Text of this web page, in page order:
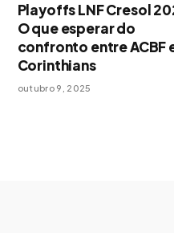
Playoffs LNF Cresol
O que esperar do
confronto entre ACBF
Corinthians
outubro 9, 2025